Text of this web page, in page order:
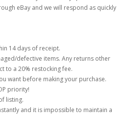
eBay and we will respond as quickly
14 days of receipt.
defective items. Any returns other
to a 20% restocking fee.
want before making your purchase.
priority!
listing.
and it is impossible to maintain a